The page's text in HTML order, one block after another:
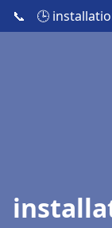
📞 🕒